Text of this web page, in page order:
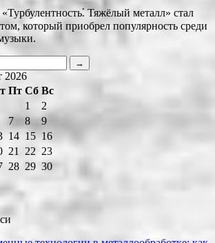
Тяжёлый металл» стал
который приобрел популярность среди
2026
Пт Сб Вс
1
2
7 8
9
14 15 16
21 22 23
28 29 30